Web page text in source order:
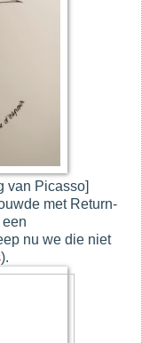
van Picasso]
met Return-
nu we die niet
).